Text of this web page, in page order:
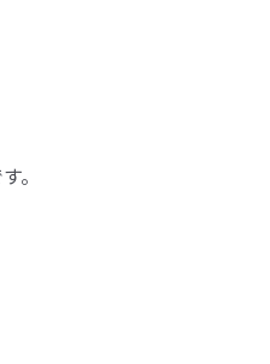
。